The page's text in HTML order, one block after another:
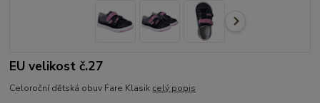
EU velikost č.27
Celoroční dětská obuv Fare Klasik celý popis